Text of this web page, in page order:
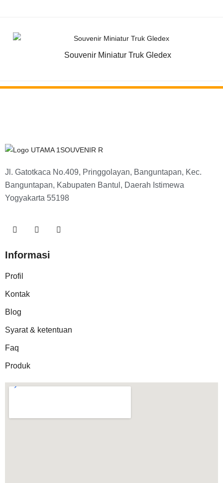
Souvenir Miniatur Truk Gledex
Jl. Gatotkaca No.409, Pringgolayan, Banguntapan, Kec.
Banguntapan, Kabupaten Bantul, Daerah Istimewa
Yogyakarta 55198
Informasi
Profil
Kontak
Blog
Syarat & ketentuan
Faq
Produk